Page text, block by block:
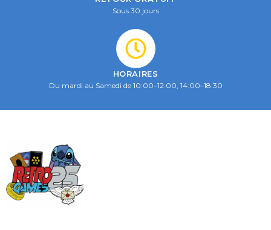
Sous 30 jours
HORAIRES
Du mardi au Samedi de 10:00–12:00, 14:00–18:30